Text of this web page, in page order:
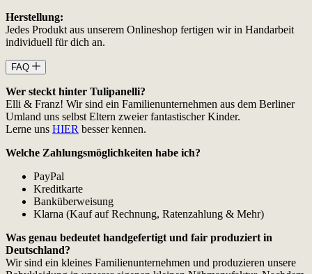
Herstellung:
Jedes Produkt aus unserem Onlineshop fertigen wir in Handarbeit
individuell für dich an.
FAQ
Wer steckt hinter Tulipanelli?
Elli & Franz! Wir sind ein Familienunternehmen aus dem Berliner
Umland uns selbst Eltern zweier fantastischer Kinder.
Lerne uns HIER besser kennen.
Welche Zahlungsmöglichkeiten habe ich?
PayPal
Kreditkarte
Banküberweisung
Klarna (Kauf auf Rechnung, Ratenzahlung & Mehr)
Was genau bedeutet handgefertigt und fair produziert in
Deutschland?
Wir sind ein kleines Familienunternehmen und produzieren unsere